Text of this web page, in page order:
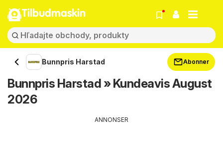
Tilbudmaskin
Bunnpris Harstad Abonner
Bunnpris Harstad » Kundeavis August
2026
ANNONSER